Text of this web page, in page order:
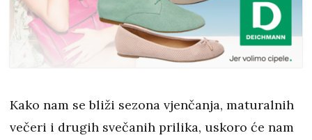
Kako nam se bliži sezona vjenčanja, maturalnih
večeri i drugih svečanih prilika, uskoro će nam